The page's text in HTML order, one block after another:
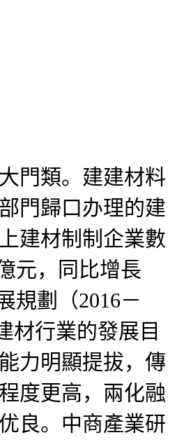
門類。建建材料
門歸口办理的建
建材制制企業數
元，同比增長
規劃（2016－
材行業的發展目
力明顯提拔，傳
度更高，兩化融
良。中商產業研